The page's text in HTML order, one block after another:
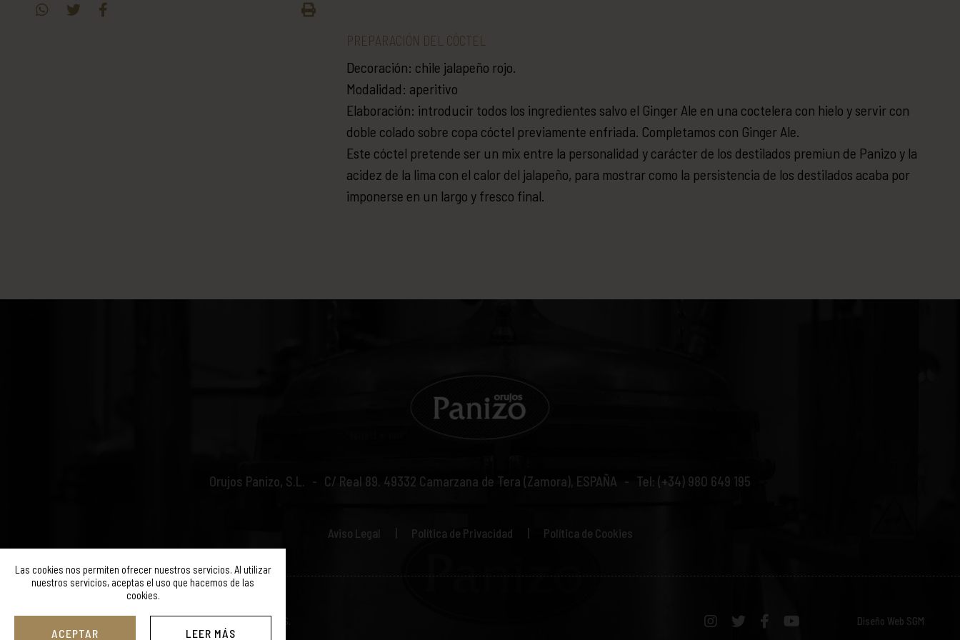
Las cookies nos permiten ofrecer nuestros servicios. Al utilizar
nuestros servicios, aceptas el uso que hacemos de las
cookies.
ACEPTAR LEER MÁS
PREPARACIÓN DEL CÓCTEL
Decoración: chile jalapeño rojo.
Modalidad: aperitivo
Elaboración: introducir todos los ingredientes salvo el Ginger Ale en una coctelera con hielo y servir con
doble colado sobre copa cóctel previamente enfriada. Completamos con Ginger Ale.
Este cóctel pretende ser un mix entre la personalidad y carácter de los destilados premiun de Panizo y la
acidez de la lima con el calor del jalapeño, para mostrar como la persistencia de los destilados acaba por
imponerse en un largo y fresco final.
Orujos Panizo, S.L. C/ Real 89. 49332 Camarzana de Tera (Zamora), ESPAÑA Tel: (+34) 980 649 195
Aviso Legal Política de Privacidad Política de Cookies
© ORUJOS PANIZO 2019. TODOS LOS DERECHOS RESERVADOS. Diseño Web SGM